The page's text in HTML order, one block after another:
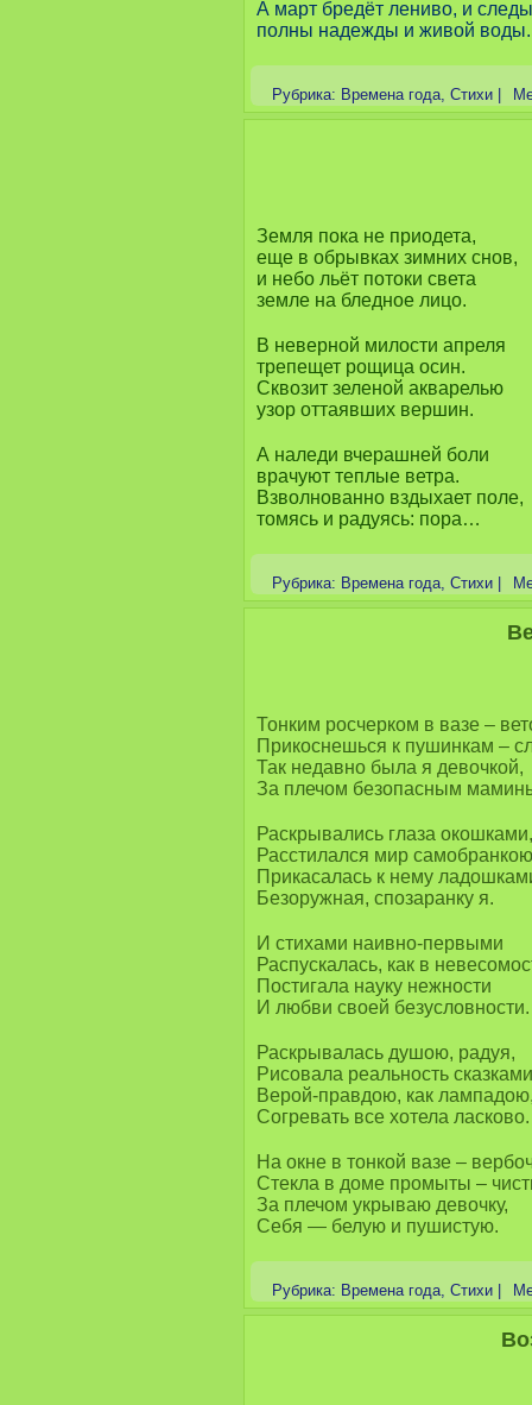
А март бредёт лениво, и следы
полны надежды и живой воды.
Рубрика: Времена года, Стихи
Земля пока не приодета,
еще в обрывках зимних снов,
и небо льёт потоки света
земле на бледное лицо.
В неверной милости апреля
трепещет рощица осин.
Сквозит зеленой акварелью
узор оттаявших вершин.
А наледи вчерашней боли
врачуют теплые ветра.
Взволнованно вздыхает поле,
томясь и радуясь: пора…
Рубрика: Времена года, Стихи
Тонким росчерком в вазе –
Прикоснешься к пушинкам –
Так недавно была я девочкой,
За плечом безопасным
Раскрывались глаза окошками,
Расстилался мир
Прикасалась к нему
Безоружная, спозаранку я.
И стихами наивно-первыми
Распускалась, как в
Постигала науку нежности
И любви своей безусловности.
Раскрывалась душою, радуя,
Рисовала реальность
Верой-правдою, как
Согревать все хотела ласково.
На окне в тонкой вазе –
Стекла в доме промыты –
За плечом укрываю девочку,
Себя — белую и пушистую.
Рубрика: Времена года, Стихи